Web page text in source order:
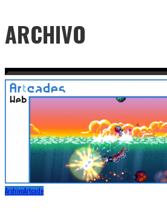
ARCHIVO
ArchivoArtcade